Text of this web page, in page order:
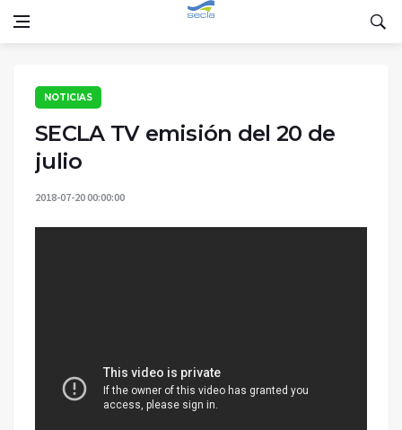
NOTICIAS
SECLA TV emisión del 20 de
julio
2018-07-20 00:00:00